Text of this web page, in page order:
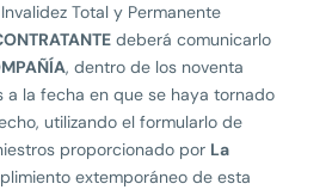
Total y Permanente
deberá comunicarlo
, dentro de los noventa
a la fecha en que se haya tornado
utilizando el formularlo de
proporcionado por La
extemporáneo de esta